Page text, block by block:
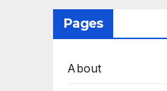
Pages
About